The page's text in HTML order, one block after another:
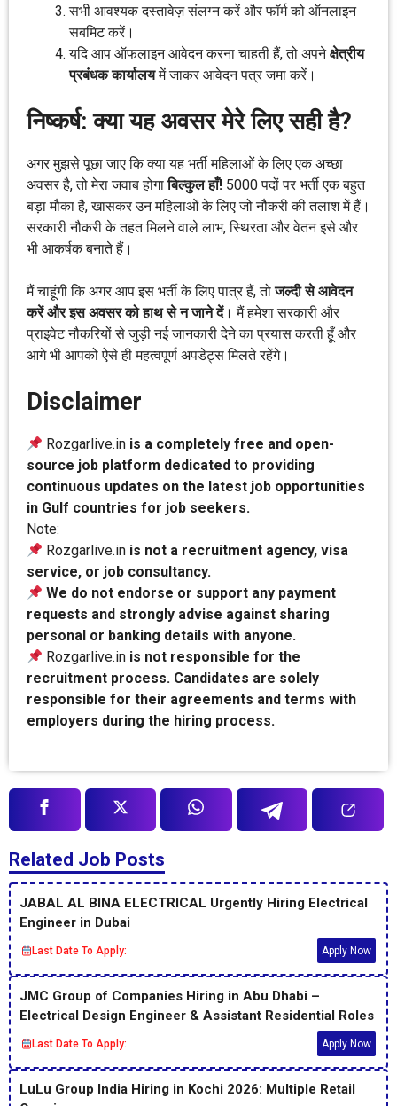
सभी आवश्यक दस्तावेज़ संलग्न करें और फॉर्म को ऑनलाइन
सबमिट करें।
यदि आप ऑफलाइन आवेदन करना चाहती हैं, तो अपनेक्षेत्रीय
प्रबंधक कार्यालयमें जाकर आवेदन पत्र जमा करें।
निष्कर्ष: क्या यह अवसर मेरे लिए सही है?
अगर मुझसे पूछा जाए कि क्या यह भर्ती महिलाओं के लिए एक अच्छा
अवसर है, तो मेरा जवाब होगाबिल्कुल हाँ! 5000 पदों पर भर्ती एक बहुत
बड़ा मौका है, खासकर उन महिलाओं के लिए जो नौकरी की तलाश में हैं।
सरकारी नौकरी के तहत मिलने वाले लाभ, स्थिरता और वेतन इसे और
भी आकर्षक बनाते हैं।
मैं चाहूंगी कि अगर आप इस भर्ती के लिए पात्र हैं, तोजल्दी से आवेदन
करें और इस अवसर को हाथ से न जाने दें। मैं हमेशा सरकारी और
प्राइवेट नौकरियों से जुड़ी नई जानकारी देने का प्रयास करती हूँ और
आगे भी आपको ऐसे ही महत्वपूर्ण अपडेट्स मिलते रहेंगे।
Disclaimer
Rozgarlive.in is a completely free and open-
source job platform dedicated to providing
continuous updates on the latest job opportunities
in Gulf countries for job seekers.
Note:
Rozgarlive.in is not a recruitment agency, visa
service, or job consultancy.
We do not endorse or support any payment
requests and strongly advise against sharing
personal or banking details with anyone.
Rozgarlive.in is not responsible for the
recruitment process. Candidates are solely
responsible for their agreements and terms with
employers during the hiring process.
Related Job Posts
JABAL AL BINA ELECTRICAL Urgently Hiring Electrical
Engineer in Dubai
Last Date To Apply: Apply Now
JMC Group of Companies Hiring in Abu Dhabi –
Electrical Design Engineer & Assistant Residential Roles
Last Date To Apply: Apply Now
LuLu Group India Hiring in Kochi 2026: Multiple Retail